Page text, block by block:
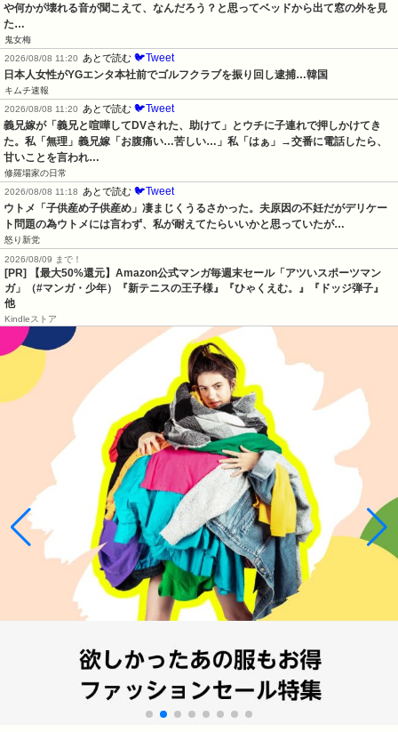
や何かが壊れる音が聞こえて、なんだろう？と思ってベッドから出て窓の外を見
た…
鬼女梅
2026/08/08 11:20
あとで読む 🐦Tweet
日本人女性がYGエンタ本社前でゴルフクラブを振り回し逮捕…韓国
キムチ速報
2026/08/08 11:20
あとで読む 🐦Tweet
義兄嫁が「義兄と喧嘩してDVされた、助けて」とウチに子連れで押しかけてき
た。私「無理」義兄嫁「お腹痛い…苦しい…」私「はぁ」→交番に電話したら、
甘いことを言われ…
修羅場家の日常
2026/08/08 11:18
あとで読む 🐦Tweet
ウトメ「子供産め子供産め」凄まじくうるさかった。夫原因の不妊だがデリケー
ト問題の為ウトメには言わず、私が耐えてたらいいかと思っていたが…
怒り新党
2026/08/09 まで！
[PR]
【最大50%還元】Amazon公式マンガ毎週末セール「アツいスポーツマン
ガ」（#マンガ・少年）『新テニスの王子様』『ひゃくえむ。』『ドッジ弾子』
他
Kindleストア